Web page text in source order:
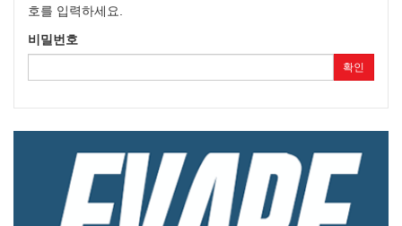
호를 입력하세요.
비밀번호
확인